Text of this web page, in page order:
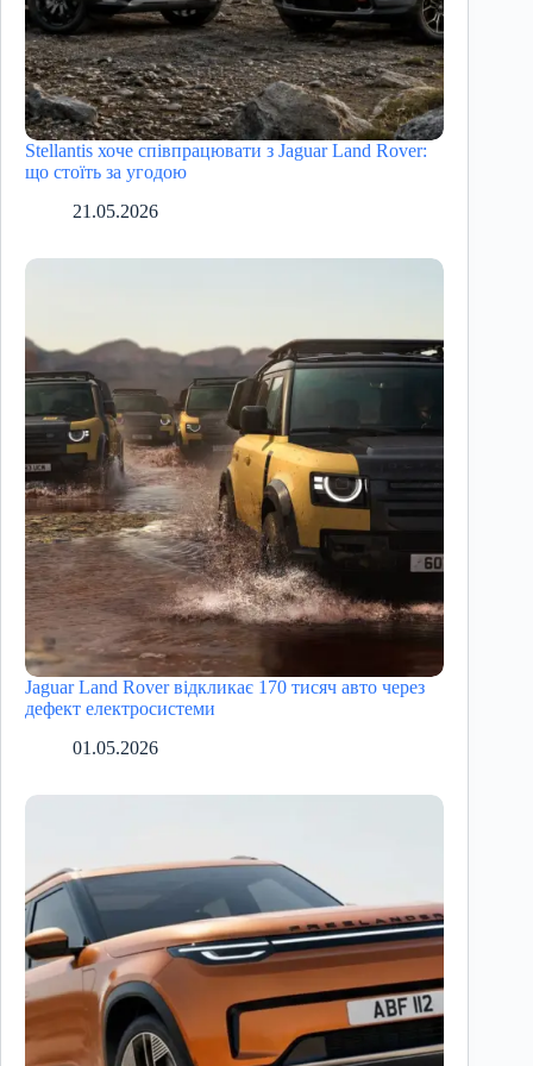
Stellantis хоче співпрацювати з Jaguar Land Rover:
що стоїть за угодою
21.05.2026
Jaguar Land Rover відкликає 170 тисяч авто через
дефект електросистеми
01.05.2026